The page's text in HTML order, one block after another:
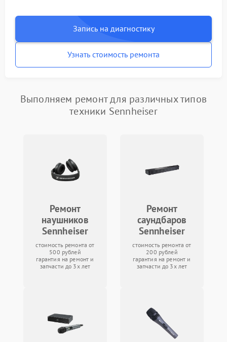
Запись на диагностику
Узнать стоимость ремонта
Выполняем ремонт для различных типов
техники Sennheiser
Ремонт
наушников
Sennheiser
стоимость ремонта от
500 рублей
гарантия на ремонт и
запчасти до 3х лет
Ремонт
саундбаров
Sennheiser
стоимость ремонта от
200 рублей
гарантия на ремонт и
запчасти до 3х лет